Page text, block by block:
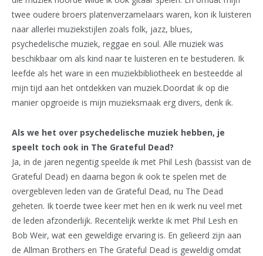
twee oudere broers platenverzamelaars waren, kon ik luisteren
naar allerlei muziekstijlen zoals folk, jazz, blues,
psychedelische muziek, reggae en soul. Alle muziek was
beschikbaar om als kind naar te luisteren en te bestuderen. Ik
leefde als het ware in een muziekbibliotheek en besteedde al
mijn tijd aan het ontdekken van muziek.Doordat ik op die
manier opgroeide is mijn muzieksmaak erg divers, denk ik.
Als we het over psychedelische muziek hebben, je
speelt toch ook in The Grateful Dead?
Ja, in de jaren negentig speelde ik met Phil Lesh (bassist van de
Grateful Dead) en daarna begon ik ook te spelen met de
overgebleven leden van de Grateful Dead, nu The Dead
geheten. Ik toerde twee keer met hen en ik werk nu veel met
de leden afzonderlijk. Recentelijk werkte ik met Phil Lesh en
Bob Weir, wat een geweldige ervaring is. En gelieerd zijn aan
de Allman Brothers en The Grateful Dead is geweldig omdat